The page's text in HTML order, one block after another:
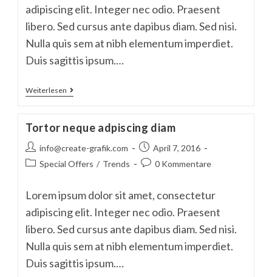
adipiscing elit. Integer nec odio. Praesent
libero. Sed cursus ante dapibus diam. Sed nisi.
Nulla quis sem at nibh elementum imperdiet.
Duis sagittis ipsum.…
Weiterlesen Velusce
Suscipit
Tortor neque adpiscing diam
Beitrags-
Autor:
info@create-grafik.com
Beitrag
veröffentlicht:
April 7, 2016
Beitrags-
Special Offers / Trends
Beitrags-
0 Kommentare
Lorem ipsum dolor sit amet, consectetur
adipiscing elit. Integer nec odio. Praesent
libero. Sed cursus ante dapibus diam. Sed nisi.
Nulla quis sem at nibh elementum imperdiet.
Duis sagittis ipsum.…